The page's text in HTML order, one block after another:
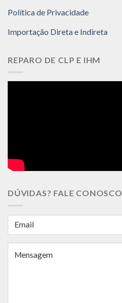
Política de Privacidade
Importação Direta e Indireta
REPARO DE CLP E IHM
DÚVIDAS? FALE CONOSCO